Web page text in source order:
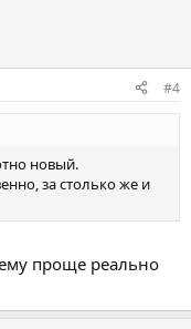
#4
новый.
за столько же и
проще реально